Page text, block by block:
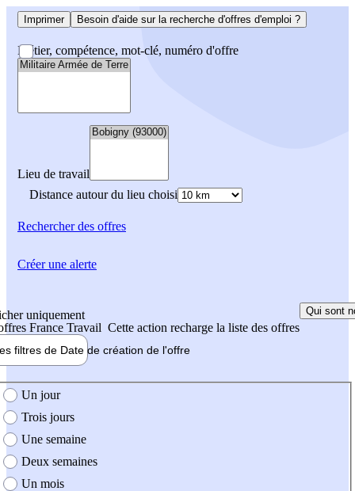
Imprimer Besoin d'aide sur la recherche d'offres d'emploi ?
Métier, compétence, mot-clé, numéro d'offre
Lieu de travail
Distance autour du lieu choisi
Rechercherdes offres
uniquement
France Travail Cette action recharge la liste des offres
Qui sont
filtres de Date de création de l'offre
création de l'offre
Un jour
Trois jours
Une semaine
Deux semaines
Un mois
Créer une alerte